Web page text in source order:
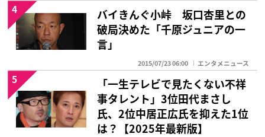
バイきんぐ小峠 坂口杏里との
破局決めた「千原ジュニアの一
言」
2015/07/23 06:00 エンタメニュース
4
「一生テレビで見たくない不祥
事タレント」3位田代まさし
氏、2位中居正広氏を抑えた1位
は？【2025年最新版】
5